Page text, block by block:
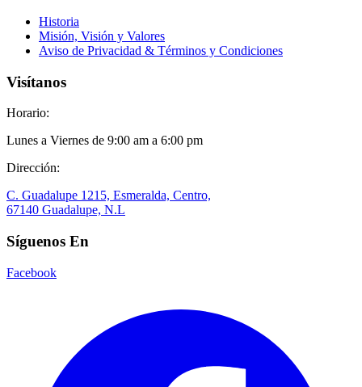
Historia
Misión, Visión y Valores
Aviso de Privacidad & Términos y Condiciones
Visítanos
Horario:
Lunes a Viernes de 9:00 am a 6:00 pm
Dirección:
C. Guadalupe 1215, Esmeralda, Centro,
67140 Guadalupe, N.L
Síguenos En
Facebook